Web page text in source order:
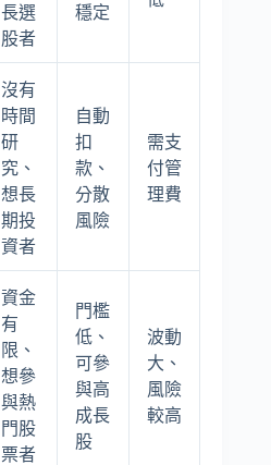
長選
股者
穩定
沒有
時間
研
究、
想長
期投
資者
自動
扣
款、
分散
風險
需支
付管
理費
資金
有
限、
想參
與熱
門股
票者
門檻
低、
可參
與高
成長
股
波動
大、
風險
較高